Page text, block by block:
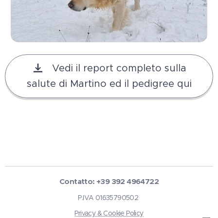
Vedi il report completo sulla
salute di Martino ed il pedigree qui
Contatto: +39 392 4964722
P.IVA 01635790502
Privacy & Cookie Policy